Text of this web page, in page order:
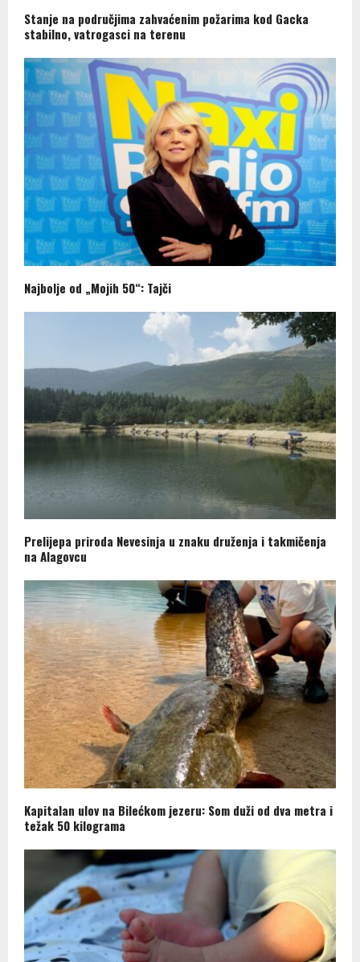
Stanje na područjima zahvaćenim požarima kod Gacka
stabilno, vatrogasci na terenu
Najbolje od „Mojih 50“: Tajči
Prelijepa priroda Nevesinja u znaku druženja i takmičenja
na Alagovcu
Kapitalan ulov na Bilećkom jezeru: Som duži od dva metra i
težak 50 kilograma